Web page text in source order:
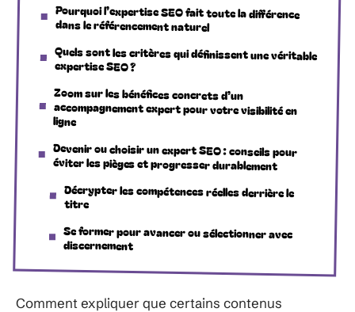
Pourquoi l’expertise SEO fait toute la différence
dans le référencement naturel
Quels sont les critères qui définissent une véritable
expertise SEO ?
Zoom sur les bénéfices concrets d’un
accompagnement expert pour votre visibilité en
ligne
Devenir ou choisir un expert SEO : conseils pour
éviter les pièges et progresser durablement
Décrypter les compétences réelles derrière le
titre
Se former pour avancer ou sélectionner avec
discernement
Comment expliquer que certains contenus